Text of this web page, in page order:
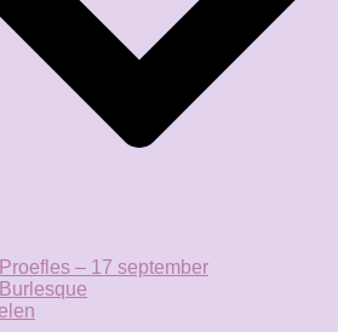
Proefles – 17 september
Burlesque